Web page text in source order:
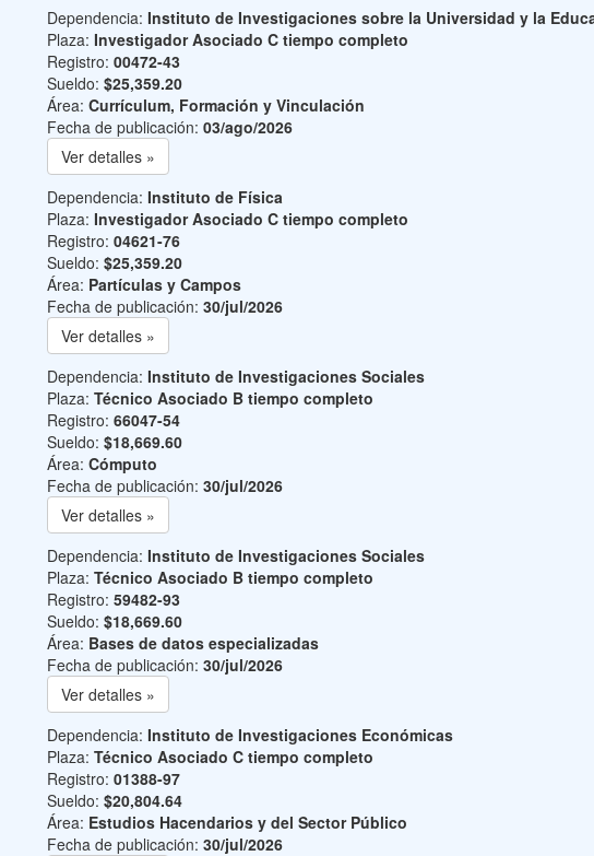
Dependencia: Instituto de Investigaciones sobre la Universidad y la
Plaza: Investigador Asociado C tiempo completo
Registro: 00472-43
Sueldo: $25,359.20
Área: Currículum, Formación y Vinculación
Fecha de publicación: 03/ago/2026
Ver detalles »
Dependencia: Instituto de Física
Plaza: Investigador Asociado C tiempo completo
Registro: 04621-76
Sueldo: $25,359.20
Área: Partículas y Campos
Fecha de publicación: 30/jul/2026
Ver detalles »
Dependencia: Instituto de Investigaciones Sociales
Plaza: Técnico Asociado B tiempo completo
Registro: 66047-54
Sueldo: $18,669.60
Área: Cómputo
Fecha de publicación: 30/jul/2026
Ver detalles »
Dependencia: Instituto de Investigaciones Sociales
Plaza: Técnico Asociado B tiempo completo
Registro: 59482-93
Sueldo: $18,669.60
Área: Bases de datos especializadas
Fecha de publicación: 30/jul/2026
Ver detalles »
Dependencia: Instituto de Investigaciones Económicas
Plaza: Técnico Asociado C tiempo completo
Registro: 01388-97
Sueldo: $20,804.64
Área: Estudios Hacendarios y del Sector Público
Fecha de publicación: 30/jul/2026